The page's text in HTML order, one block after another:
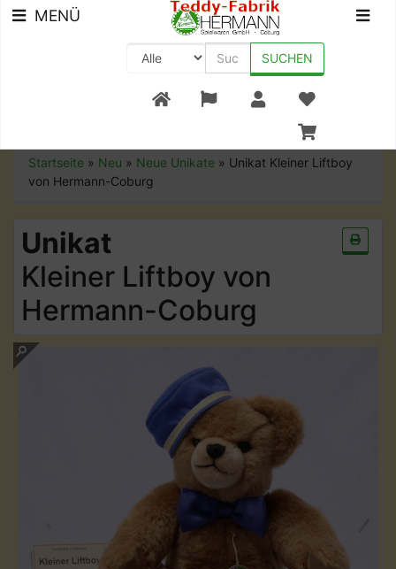
+49 (0) 9561-8590-0
MENÜ
SUCHEN
Startseite » Neu » Neue Unikate » Unikat Kleiner Liftboy
von Hermann-Coburg
Unikat
Kleiner Liftboy von
Hermann-Coburg